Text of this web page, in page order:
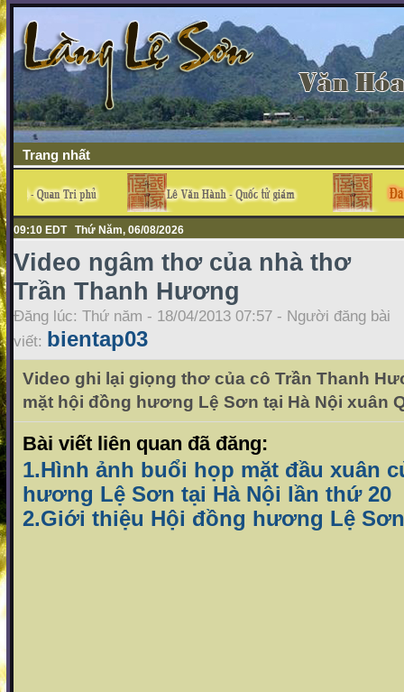
Trang nhất
09:10 EDT Thứ Năm, 06/08/2026
Video ngâm thơ của nhà thơ
Trần Thanh Hương
Đăng lúc: Thứ năm - 18/04/2013 07:57 - Người đăng bài
viết: bientap03
Video ghi lại giọng thơ của cô Trần Thanh
mặt hội đồng hương Lệ Sơn tại Hà Nội xuân
Bài viết liên quan đã đăng:
1.Hình ảnh buổi họp mặt đầu xuân
hương Lệ Sơn tại Hà Nội lần thứ 20
2.Giới thiệu Hội đồng hương Lệ